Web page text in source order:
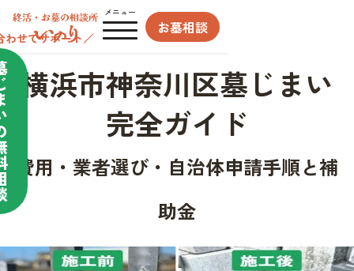
メニュー
お墓相談
わせてサポート／
横浜市神奈川区墓じまい
完全ガイド
費用・業者選び・自治体申請手順と補
助金